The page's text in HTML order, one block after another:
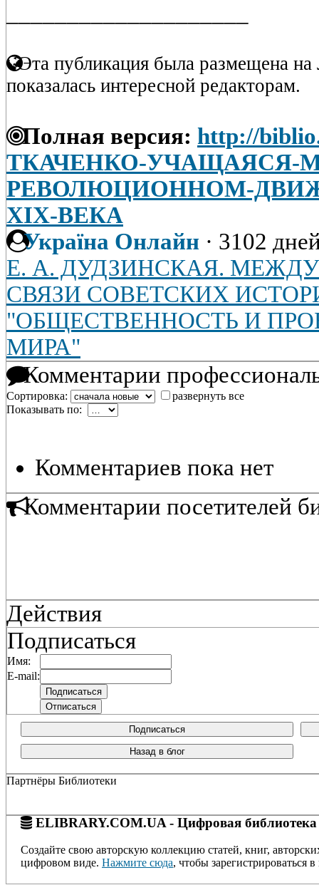
Эта публикация была размещена на
показалась интересной редакторам.
Полная версия: http://
ТКАЧЕНКО-УЧАЩАЯСЯ-
РЕВОЛЮЦИОННОМ-
XIX-ВЕКА
Україна Онлайн · 3102
Е. А. ДУДЗИНСКАЯ.
СВЯЗИ СОВЕТСКИХ
"ОБЩЕСТВЕННОСТЬ И
МИРА"
Комментарии
Сортировка:
развернуть все
Показывать по:
Комментариев пока нет
Комментарии посетителей
Действия
Подписаться
Имя:
E-mail:
Подписаться
Назад в блог
Партнёры Библиотеки
ELIBRARY.COM.UA - Цифровая библиотека
Создайте свою авторскую коллекцию статей, книг,
цифровом виде. Нажмите сюда, чтобы зарегистрироваться в